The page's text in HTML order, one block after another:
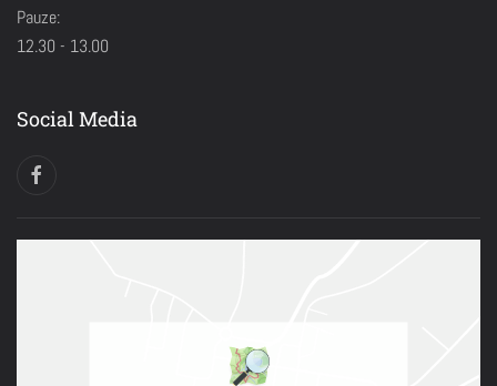
Pauze:
12.30 - 13.00
Social Media